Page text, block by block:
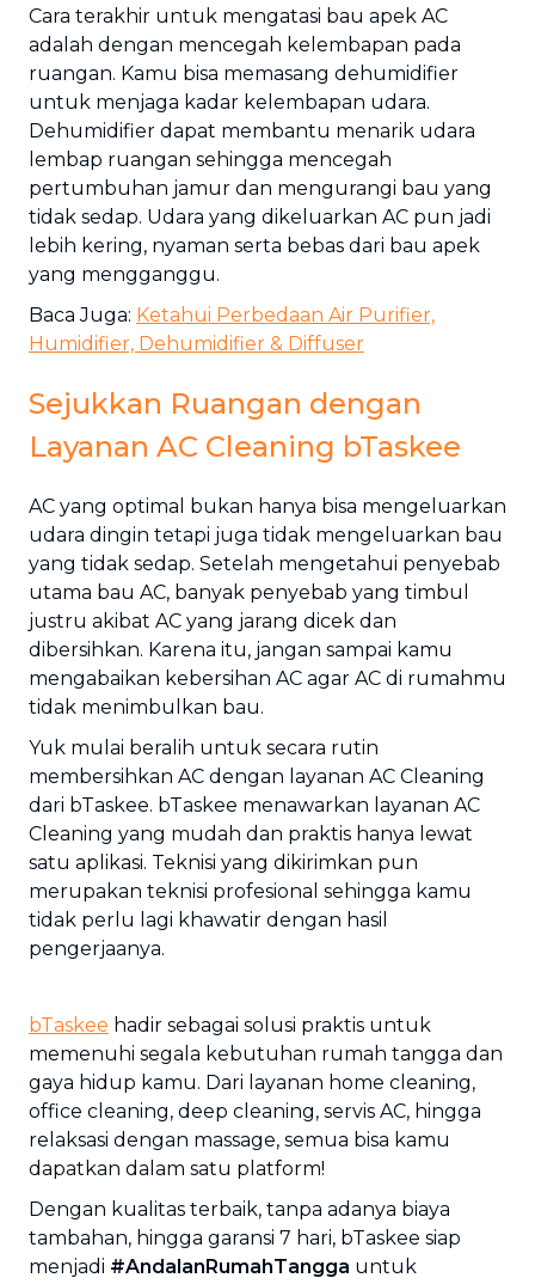
Cara terakhir untuk mengatasi bau apek AC
adalah dengan mencegah kelembapan pada
ruangan. Kamu bisa memasang dehumidifier
untuk menjaga kadar kelembapan udara.
Dehumidifier dapat membantu menarik udara
lembap ruangan sehingga mencegah
pertumbuhan jamur dan mengurangi bau yang
tidak sedap. Udara yang dikeluarkan AC pun jadi
lebih kering, nyaman serta bebas dari bau apek
yang mengganggu.
Baca Juga: Ketahui Perbedaan Air Purifier,
Humidifier, Dehumidifier & Diffuser
Sejukkan Ruangan dengan
Layanan AC Cleaning bTaskee
AC yang optimal bukan hanya bisa mengeluarkan
udara dingin tetapi juga tidak mengeluarkan bau
yang tidak sedap. Setelah mengetahui penyebab
utama bau AC, banyak penyebab yang timbul
justru akibat AC yang jarang dicek dan
dibersihkan. Karena itu, jangan sampai kamu
mengabaikan kebersihan AC agar AC di rumahmu
tidak menimbulkan bau.
Yuk mulai beralih untuk secara rutin
membersihkan AC dengan layanan AC Cleaning
dari bTaskee. bTaskee menawarkan layanan AC
Cleaning yang mudah dan praktis hanya lewat
satu aplikasi. Teknisi yang dikirimkan pun
merupakan teknisi profesional sehingga kamu
tidak perlu lagi khawatir dengan hasil
pengerjaanya.
bTaskee hadir sebagai solusi praktis untuk
memenuhi segala kebutuhan rumah tangga dan
gaya hidup kamu. Dari layanan home cleaning,
office cleaning, deep cleaning, servis AC, hingga
relaksasi dengan massage, semua bisa kamu
dapatkan dalam satu platform!
Dengan kualitas terbaik, tanpa adanya biaya
tambahan, hingga garansi 7 hari, bTaskee siap
menjadi #AndalanRumahTangga untuk